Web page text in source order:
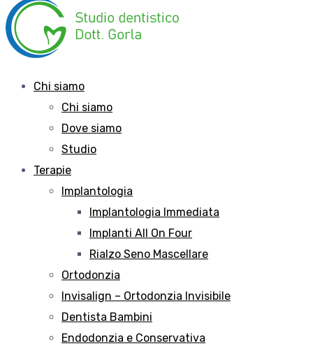
Chi siamo
Chi siamo
Dove siamo
Studio
Terapie
Implantologia
Implantologia Immediata
Implanti All On Four
Rialzo Seno Mascellare
Ortodonzia
Invisalign – Ortodonzia Invisibile
Dentista Bambini
Endodonzia e Conservativa